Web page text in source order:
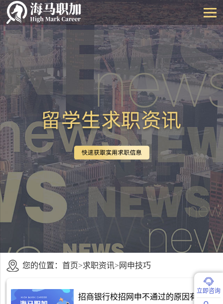
您的位置： 首页>求职资讯>网申技巧
招商银行校招网申不通过的原因有哪些
立即咨询